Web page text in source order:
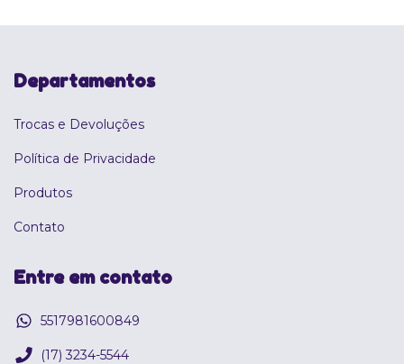
Departamentos
Trocas e Devoluções
Política de Privacidade
Produtos
Contato
Entre em contato
5517981600849
(17) 3234-5544